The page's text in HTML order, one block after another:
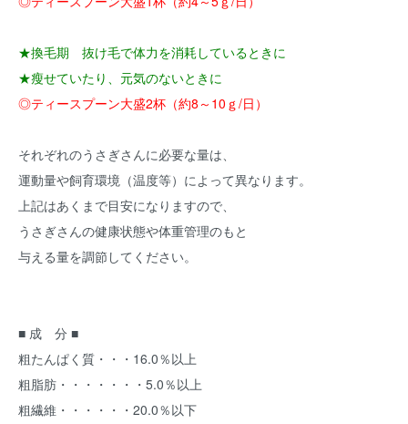
★換毛期 抜け毛で体力を消耗しているときに
★瘦せていたり、元気のないときに
◎ティースプーン大盛2杯（約8～10ｇ/日）
それぞれのうさぎさんに必要な量は、
運動量や飼育環境（温度等）によって異なります。
上記はあくまで目安になりますので、
うさぎさんの健康状態や体重管理のもと
与える量を調節してください。
■ 成 分 ■
粗たんぱく質・・・16.0％以上
粗脂肪・・・・・・・5.0％以上
粗繊維・・・・・・20.0％以下